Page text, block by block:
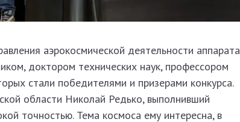
аэрокосмической деятельности аппарата
доктором технических наук, профессором
стали победителями и призерами конкурса.
области Николай Редько, выполнивший
точностью. Тема космоса ему интересна, в